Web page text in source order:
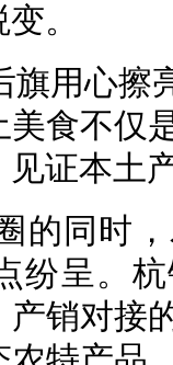
。
旗用心擦
美食不仅
证本土
的同时
纷呈。
销对接